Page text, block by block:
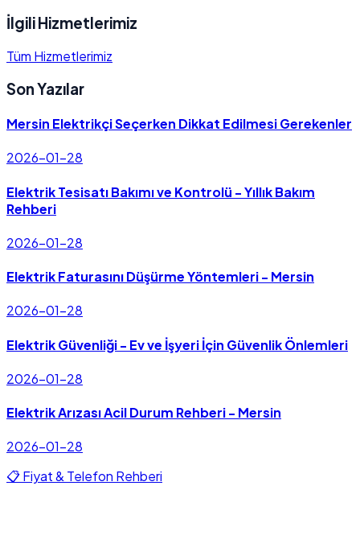
İlgili Hizmetlerimiz
Tüm Hizmetlerimiz
Son Yazılar
Mersin Elektrikçi Seçerken Dikkat Edilmesi Gerekenler
2026-01-28
Elektrik Tesisatı Bakımı ve Kontrolü - Yıllık Bakım
Rehberi
2026-01-28
Elektrik Faturasını Düşürme Yöntemleri - Mersin
2026-01-28
Elektrik Güvenliği - Ev ve İşyeri İçin Güvenlik Önlemleri
2026-01-28
Elektrik Arızası Acil Durum Rehberi - Mersin
2026-01-28
📋 Fiyat & Telefon Rehberi